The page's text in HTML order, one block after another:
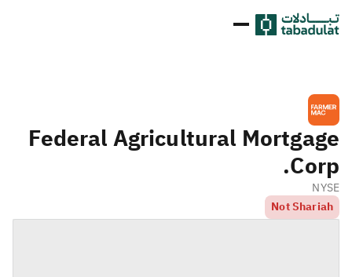
Federal Agricultural Mortgage
Corp.
NYSE
Not Shariah